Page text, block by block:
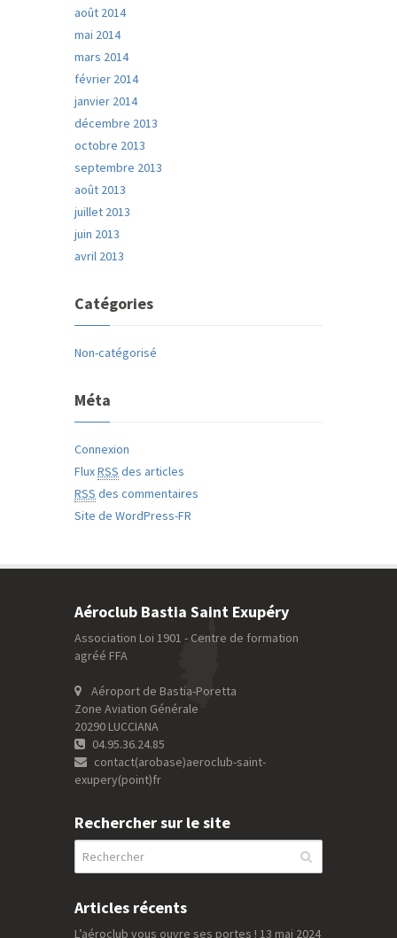
août 2014
mai 2014
mars 2014
février 2014
janvier 2014
décembre 2013
octobre 2013
septembre 2013
août 2013
juillet 2013
juin 2013
avril 2013
Catégories
Non-catégorisé
Méta
Connexion
FluxRSS des articles
RSS des commentaires
Site de WordPress-FR
Aéroclub Bastia Saint Exupéry
Association Loi 1901 - Centre de formation
agréé FFA
Aéroport de Bastia-Poretta
Zone Aviation Générale
20290 LUCCIANA
04.95.36.24.85
contact(arobase)aeroclub-saint-
exupery(point)fr
Rechercher sur le site
Articles récents
L’aéroclub vous ouvre ses portes ! 13 mai 2024